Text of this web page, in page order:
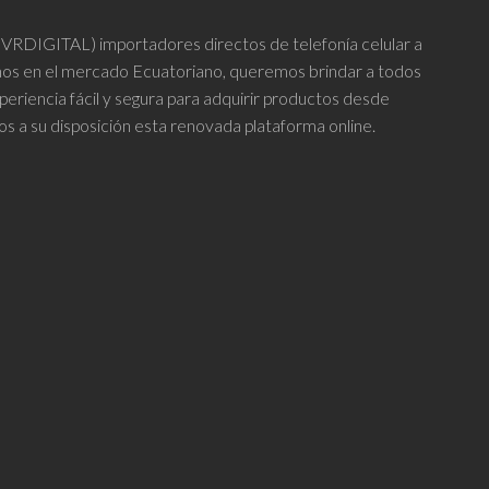
importadores directos de telefonía celular a
en el mercado Ecuatoriano, queremos brindar a todos
fácil y segura para adquirir productos desde
a su disposición esta renovada plataforma online.